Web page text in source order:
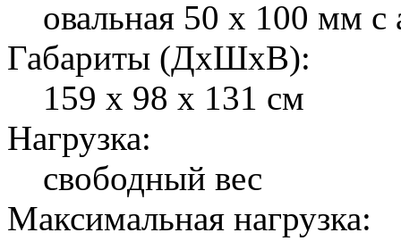
овальная 50 х 100 мм
Габариты (ДхШхВ):
159 х 98 х 131 см
Нагрузка:
свободный вес
Максимальная нагрузка: